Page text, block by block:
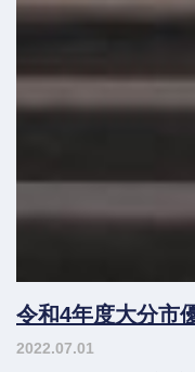
令和4年度大分市
2022.07.01